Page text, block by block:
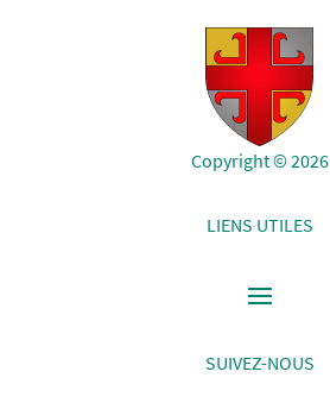
Copyright © 2026
LIENS UTILES
SUIVEZ-NOUS